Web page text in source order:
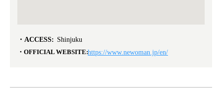
ACCESS: Shinjuku
OFFICIAL WEBSITE:https://www.newoman.jp/en/